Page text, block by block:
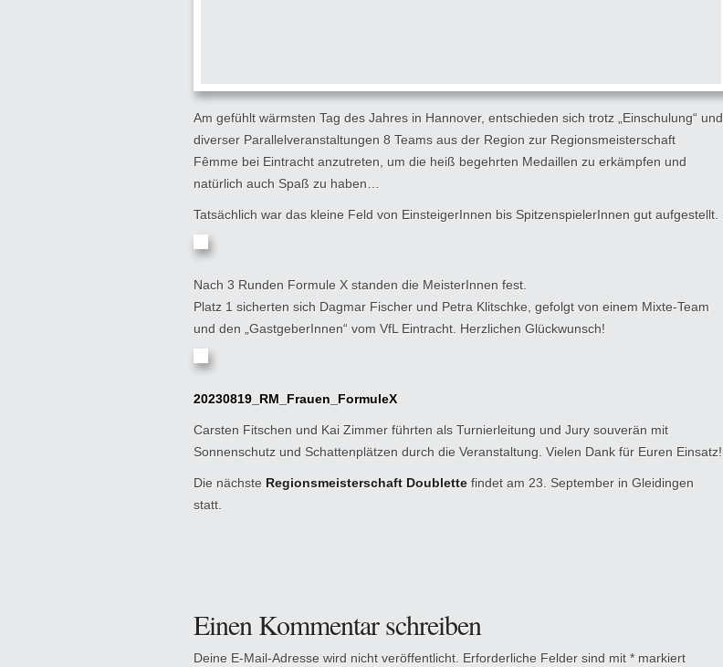
Am gefühlt wärmsten Tag des Jahres in Hannover, entschieden sich trotz „Einschulung“ und
diverser Parallelveranstaltungen 8 Teams aus der Region zur Regionsmeisterschaft
Fêmme bei Eintracht anzutreten, um die heiß begehrten Medaillen zu erkämpfen und
natürlich auch Spaß zu haben…
Tatsächlich war das kleine Feld von EinsteigerInnen bis SpitzenspielerInnen gut aufgestellt.
Nach 3 Runden Formule X standen die MeisterInnen fest.
Platz 1 sicherten sich Dagmar Fischer und Petra Klitschke, gefolgt von einem Mixte-Team
und den „GastgeberInnen“ vom VfL Eintracht. Herzlichen Glückwunsch!
20230819_RM_Frauen_FormuleX
Carsten Fitschen und Kai Zimmer führten als Turnierleitung und Jury souverän mit
Sonnenschutz und Schattenplätzen durch die Veranstaltung. Vielen Dank für Euren Einsatz!
Die nächste Regionsmeisterschaft Doublette findet am 23. September in Gleidingen
statt.
Einen Kommentar schreiben
Deine E-Mail-Adresse wird nicht veröffentlicht. Erforderliche Felder sind mit * markiert